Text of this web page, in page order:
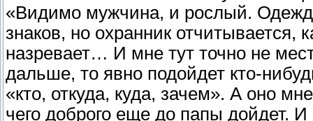
«Видимо мужчина, и рослый.
знаков, но охранник
назревает… И мне тут точно не
дальше, то явно подойдет кто-
«кто, откуда, куда, зачем». А оно
чего доброго еще до папы дойдет.